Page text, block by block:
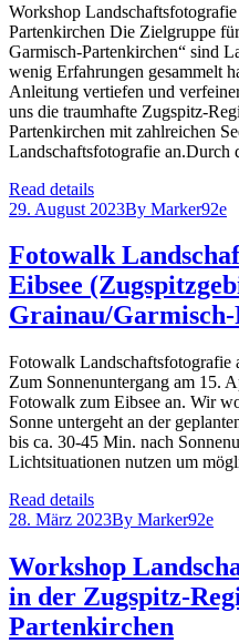
Workshop
Partenkirchen Die Zielgruppe
Garmisch-Partenkirchen“ sind
wenig Erfahrungen gesammelt
Anleitung vertiefen und
uns die traumhafte Zugspitz-
Partenkirchen mit zahlreichen
Landschaftsfotografie
Read details
29. August 2023By Marker92e
Fotowalk
Eibsee
Grainau/
Fotowalk Landschaftsfotografie
Zum Sonnenuntergang am 15.
Fotowalk zum Eibsee an. Wir
Sonne untergeht an der
bis ca. 30-45 Min. nach
Lichtsituationen nutzen um
Read details
28. März 2023By Marker92e
Workshop
in der Zugspitz-
Partenkirchen